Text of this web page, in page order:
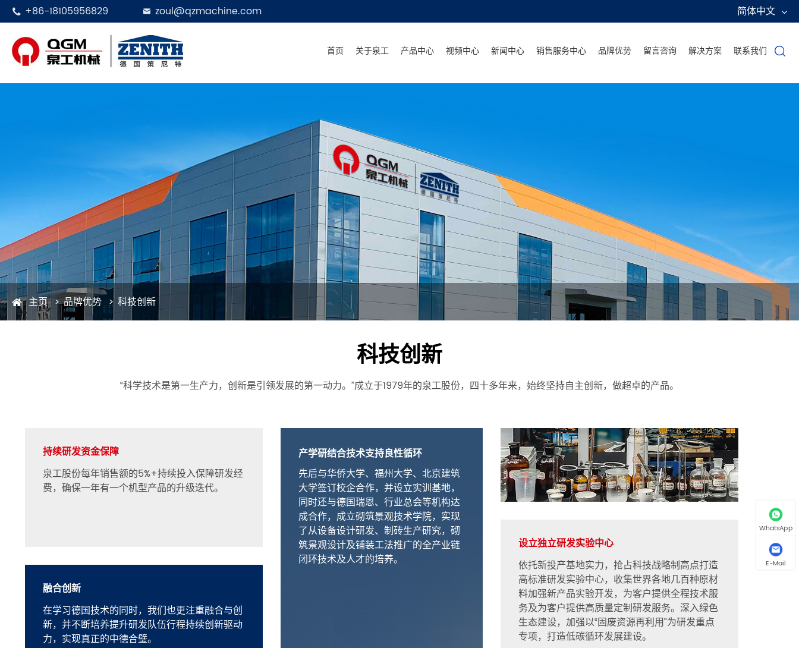
 +86-18105956829  zoul@qzmachine.com 简体中文
首页 关于泉工 产品中心 视频中心 新闻中心 销售服务中心 品牌优势 留言咨询 解决方案 联系我们 
主页 品牌优势 科技创新
科技创新
“科学技术是第一生产力，创新是引领发展的第一动力。”成立于1979年的泉工股份，四十多年来，始终坚持自主创新，做超卓的产品。
持续研发资金保障
泉工股份每年销售额的5%+持续投入保障研发经
费，确保一年有一个机型产品的升级迭代。
融合创新
在学习德国技术的同时，我们也更注重融合与创
新，并不断培养提升研发队伍行程持续创新驱动
力，实现真正的中德合璧。
产学研结合技术支持良性循环
先后与华侨大学、福州大学、北京建筑
大学签订校企合作，并设立实训基地，
同时还与德国瑞恩、行业总会等机构达
成合作，成立砌筑景观技术学院，实现
了从设备设计研发、制砖生产研究，砌
筑景观设计及铺装工法推广的全产业链
闭环技术及人才的培养。
设立独立研发实验中心
依托新投产基地实力，抢占科技战略制高点打造
高标准研发实验中心，收集世界各地几百种原材
料加强新产品实验开发，为客户提供全程技术服
务及为客户提供高质量定制研发服务。深入绿色
生态建设，加强以“固废资源再利用”为研发重点
专项，打造低碳循环发展建设。
WhatsApp
E-Mail